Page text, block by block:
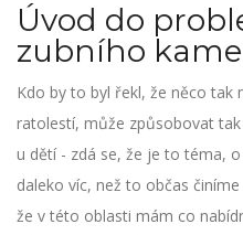
Úvod do
zubního
Kdo by to byl řekl, že něco tak
ratolestí, může způsobovat
u dětí - zdá se, že je to téma,
daleko víc, než to občas
že v této oblasti mám co